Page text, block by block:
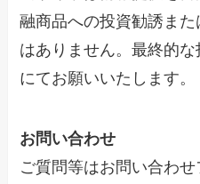
融商品への投資勧誘ま
はありません。最終的
にてお願いいたします。
お問い合わせ
ご質問等はお問い合わ